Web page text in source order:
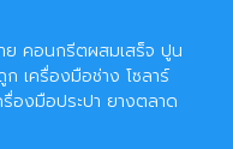
ย คอนกรีตผสมเสร็จ ปูน
เครื่องมือช่าง โซลาร์
องมือประปา ยางตลาด